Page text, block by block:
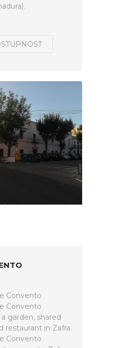
Convento
Convento
garden, shared
restaurant in Zafra.
Convento